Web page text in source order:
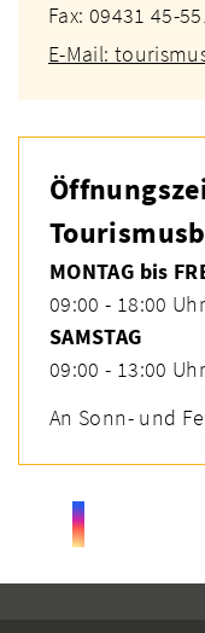
Fax: 09431 45-
E-Mail:
MONTAG bis
09:00 - 18:00 Uhr
SAMSTAG
09:00 - 13:00 Uhr
An Sonn- und